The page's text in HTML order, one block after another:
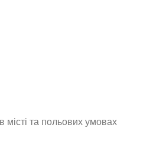
місті та польових умовах